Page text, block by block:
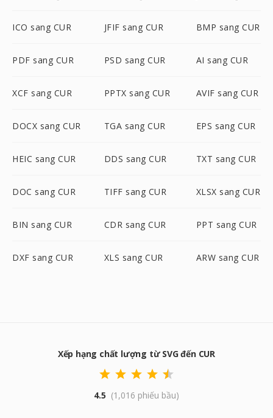
ICO sang CUR JFIF sang CUR BMP sang CUR
PDF sang CUR PSD sang CUR AI sang CUR
XCF sang CUR PPTX sang CUR AVIF sang CUR
DOCX sang CUR TGA sang CUR EPS sang CUR
HEIC sang CUR DDS sang CUR TXT sang CUR
DOC sang CUR TIFF sang CUR XLSX sang CUR
BIN sang CUR CDR sang CUR PPT sang CUR
DXF sang CUR XLS sang CUR ARW sang CUR
Xếp hạng chất lượng từ SVG đến CUR
4.5 (1,016 phiếu bầu)